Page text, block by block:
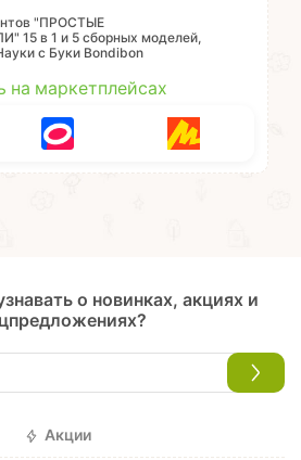
"ПРОСТЫЕ
15 в 1 и 5 сборных моделей,
с Буки Bondibon
на маркетплейсах
о новинках, акциях и
Акции